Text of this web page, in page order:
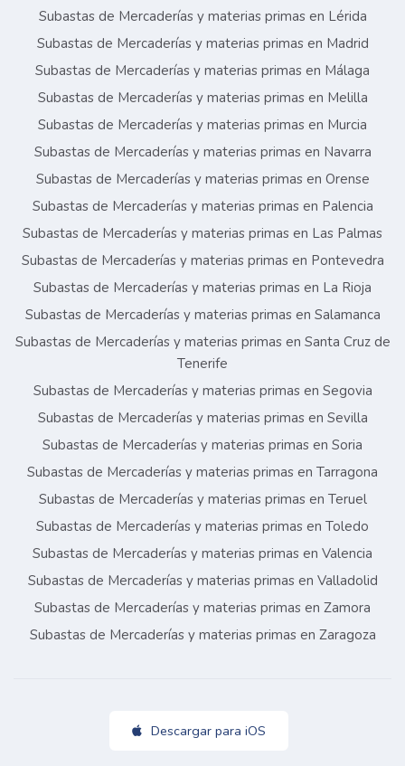
Subastas de Mercaderías y materias primas en Lérida
Subastas de Mercaderías y materias primas en Madrid
Subastas de Mercaderías y materias primas en Málaga
Subastas de Mercaderías y materias primas en Melilla
Subastas de Mercaderías y materias primas en Murcia
Subastas de Mercaderías y materias primas en Navarra
Subastas de Mercaderías y materias primas en Orense
Subastas de Mercaderías y materias primas en Palencia
Subastas de Mercaderías y materias primas en Las Palmas
Subastas de Mercaderías y materias primas en Pontevedra
Subastas de Mercaderías y materias primas en La Rioja
Subastas de Mercaderías y materias primas en Salamanca
Subastas de Mercaderías y materias primas en Santa Cruz de
Tenerife
Subastas de Mercaderías y materias primas en Segovia
Subastas de Mercaderías y materias primas en Sevilla
Subastas de Mercaderías y materias primas en Soria
Subastas de Mercaderías y materias primas en Tarragona
Subastas de Mercaderías y materias primas en Teruel
Subastas de Mercaderías y materias primas en Toledo
Subastas de Mercaderías y materias primas en Valencia
Subastas de Mercaderías y materias primas en Valladolid
Subastas de Mercaderías y materias primas en Zamora
Subastas de Mercaderías y materias primas en Zaragoza
Descargar para iOS